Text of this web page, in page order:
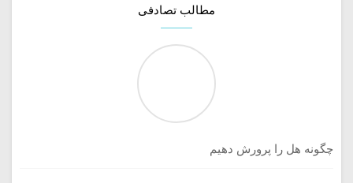
مطالب تصادفی
چگونه هل را پرورش دهیم